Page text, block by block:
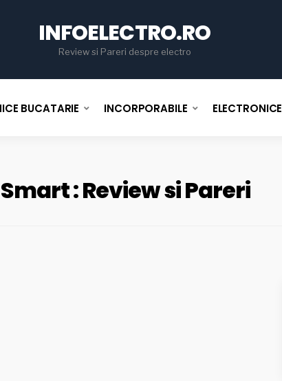
INFOELECTRO.RO
Review si Pareri despre electro
BUCATARIE INCORPORABILE ELECTRONICE
: Review si Pareri